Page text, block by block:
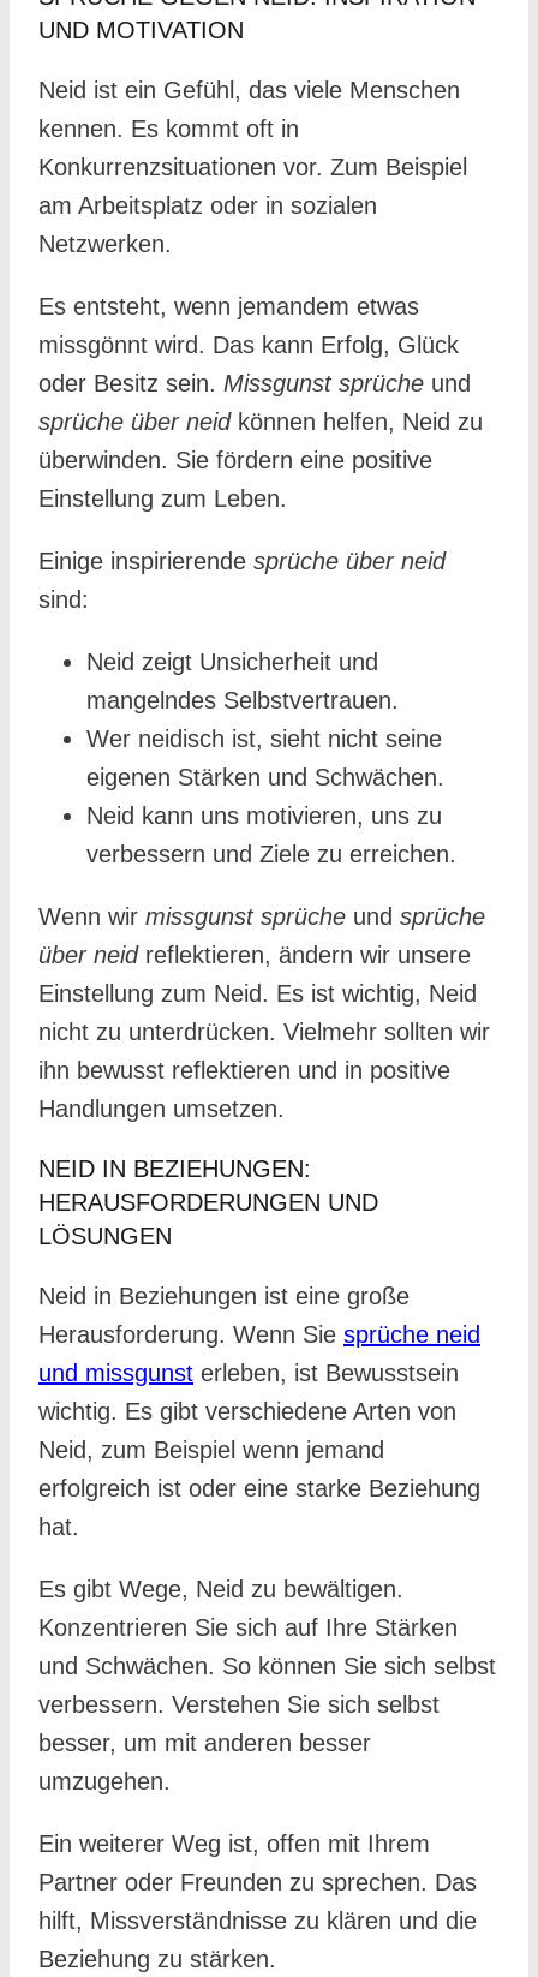
UND MOTIVATION
Neid ist ein Gefühl, das viele Menschen
kennen. Es kommt oft in
Konkurrenzsituationen vor. Zum Beispiel
am Arbeitsplatz oder in sozialen
Netzwerken.
Es entsteht, wenn jemandem etwas
missgönnt wird. Das kann Erfolg, Glück
oder Besitz sein. Missgunst sprüche und
sprüche über neidkönnen helfen, Neid zu
überwinden. Sie fördern eine positive
Einstellung zum Leben.
Einige inspirierende sprüche über neid
sind:
Neid zeigt Unsicherheit und
mangelndes Selbstvertrauen.
Wer neidisch ist, sieht nicht seine
eigenen Stärken und Schwächen.
Neid kann uns motivieren, uns zu
verbessern und Ziele zu erreichen.
Wenn wir missgunst sprüche und sprüche
über neidreflektieren, ändern wir unsere
Einstellung zum Neid. Es ist wichtig, Neid
nicht zu unterdrücken. Vielmehr sollten wir
ihn bewusst reflektieren und in positive
Handlungen umsetzen.
NEID IN BEZIEHUNGEN:
HERAUSFORDERUNGEN UND
LÖSUNGEN
Neid in Beziehungen ist eine große
Herausforderung. Wenn Sie sprüche neid
und missgunst erleben, ist Bewusstsein
wichtig. Es gibt verschiedene Arten von
Neid, zum Beispiel wenn jemand
erfolgreich ist oder eine starke Beziehung
hat.
Es gibt Wege, Neid zu bewältigen.
Konzentrieren Sie sich auf Ihre Stärken
und Schwächen. So können Sie sich selbst
verbessern. Verstehen Sie sich selbst
besser, um mit anderen besser
umzugehen.
Ein weiterer Weg ist, offen mit Ihrem
Partner oder Freunden zu sprechen. Das
hilft, Missverständnisse zu klären und die
Beziehung zu stärken.